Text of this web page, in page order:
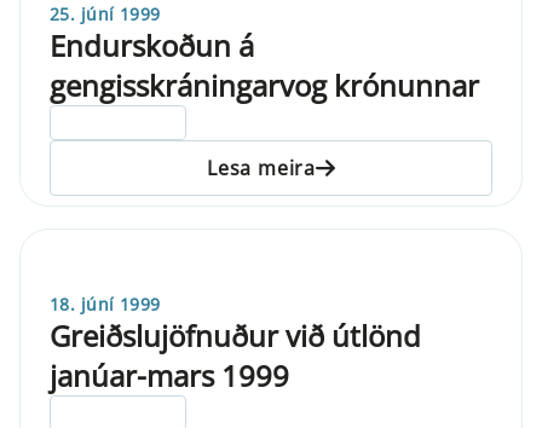
25. júní 1999
Endurskoðun á
gengisskráningarvog krónunnar
Lesa meira
18. júní 1999
Greiðslujöfnuður við útlönd
janúar-mars 1999